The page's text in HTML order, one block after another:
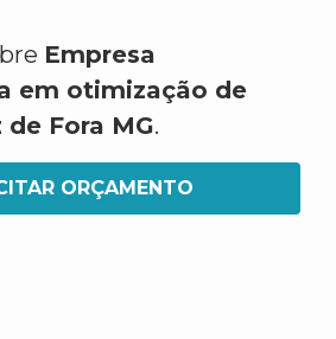
Empresa
em otimização de
Fora MG.
ORÇAMENTO